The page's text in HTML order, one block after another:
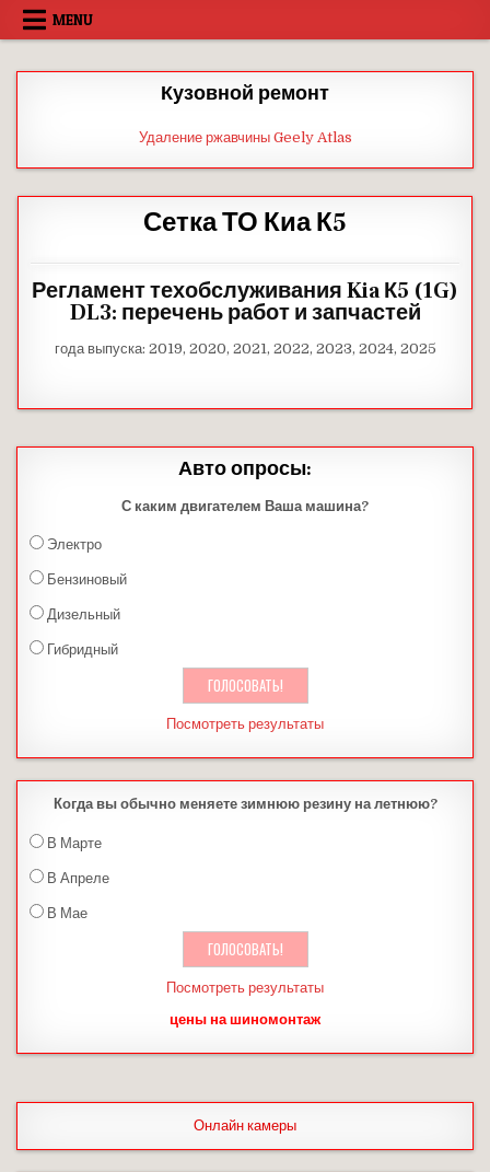
Skip
MENU
Кузовной ремонт
Удаление ржавчины Geely Atlas
Сетка ТО Киа К5
Регламент техобслуживания Kia К5 (1G)
DL3: перечень работ и запчастей
года выпуска: 2019, 2020, 2021, 2022, 2023, 2024, 2025
Авто опросы:
С каким двигателем Ваша машина?
Электро
Бензиновый
Дизельный
Гибридный
Посмотреть результаты
Когда вы обычно меняете зимнюю резину на летнюю?
В Марте
В Апреле
В Мае
Посмотреть результаты
цены на шиномонтаж
Онлайн камеры